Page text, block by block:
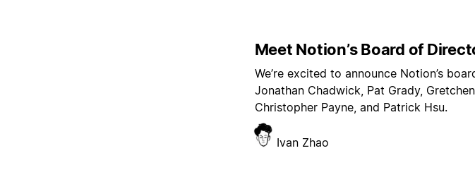
Meet Notion’s Board of
We’re excited to announce Notion’s
Jonathan Chadwick, Pat Grady,
Christopher Payne, and Patrick Hsu.
Ivan Zhao